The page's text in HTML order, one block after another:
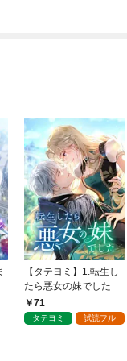
【タテヨミ】1.転生し
たら悪女の妹でした
71
タテヨミ 試読フル